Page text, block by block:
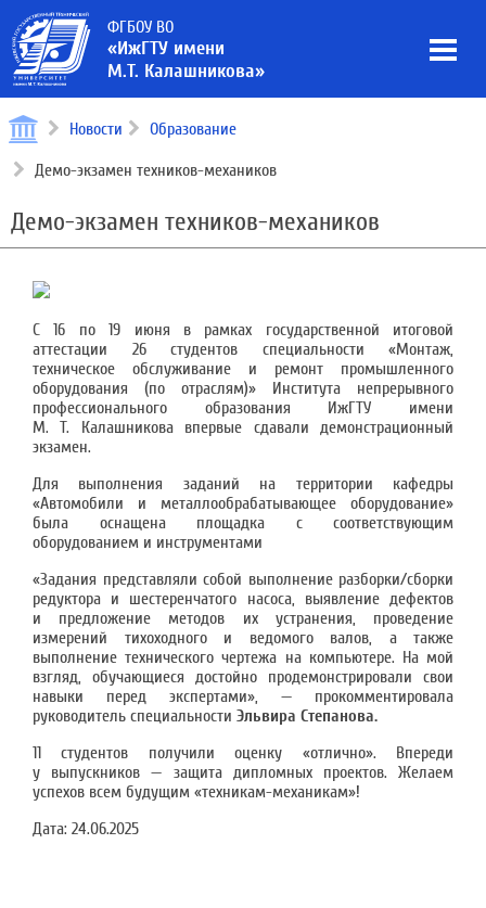
ФГБОУ ВО
«ИжГТУ имени
М.Т. Калашникова»
Новости Образование
Демо-экзамен техников-механиков
Демо-экзамен техников-механиков
С 16 по 19 июня в рамках государственной итоговой
аттестации 26 студентов специальности «Монтаж,
техническое обслуживание и ремонт промышленного
оборудования (по отраслям)» Института непрерывного
профессионального образования ИжГТУ имени
М. Т. Калашникова впервые сдавали демонстрационный
экзамен.
Для выполнения заданий на территории кафедры
«Автомобили и металлообрабатывающее оборудование»
была оснащена площадка с соответствующим
оборудованием и инструментами
«Задания представляли собой выполнение разборки/сборки
редуктора и шестеренчатого насоса, выявление дефектов
и предложение методов их устранения, проведение
измерений тихоходного и ведомого валов, а также
выполнение технического чертежа на компьютере. На мой
взгляд, обучающиеся достойно продемонстрировали свои
навыки перед экспертами», — прокомментировала
руководитель специальности Эльвира Степанова.
11 студентов получили оценку «отлично». Впереди
у выпускников — защита дипломных проектов. Желаем
успехов всем будущим «техникам-механикам»!
Дата: 24.06.2025